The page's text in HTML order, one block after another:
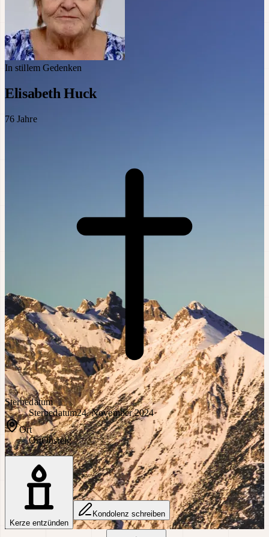
In stillem Gedenken
Elisabeth Huck
76 Jahre
Sterbedatum
Sterbedatum24. November 2024
Ort
OrtObsteig
Kerze entzünden
Kondolenz schreiben